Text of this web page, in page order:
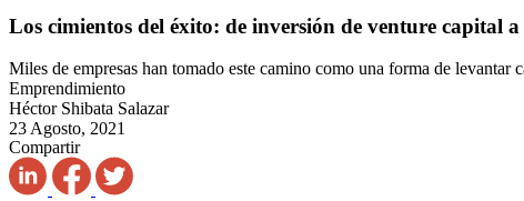
Los cimientos del éxito: de inversión de venture capital
Miles de empresas han tomado este camino como una forma de levantar
Emprendimiento
Héctor Shibata Salazar
23 Agosto, 2021
Compartir